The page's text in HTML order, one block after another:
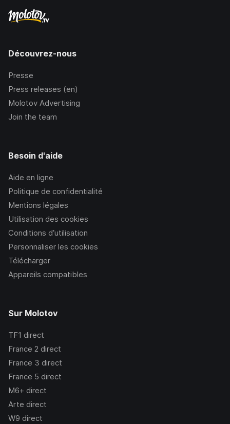
Découvrez-nous
Presse
Press releases (en)
Molotov Advertising
Join the team
Besoin d'aide
Aide en ligne
Politique de confidentialité
Mentions légales
Utilisation des cookies
Conditions d’utilisation
Personnaliser les cookies
Télécharger
Appareils compatibles
Sur Molotov
TF1 direct
France 2 direct
France 3 direct
France 5 direct
M6+ direct
Arte direct
W9 direct